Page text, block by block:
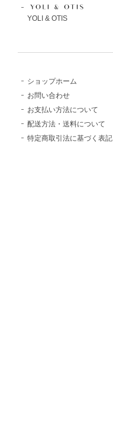
YOLI & OTIS
ショップホーム
お問い合わせ
お支払い方法について
配送方法・送料について
特定商取引法に基づく表記